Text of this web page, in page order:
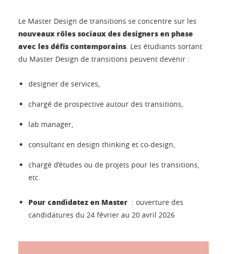
Le Master Design de transitions se concentre sur les
nouveaux rôles sociaux des designers en phase
avec les défis contemporains. Les étudiants sortant
du Master Design de transitions peuvent devenir :
designer de services,
chargé de prospective autour des transitions,
lab manager,
consultant en design thinking et co-design,
chargé d’études ou de projets pour les transitions,
etc.
Pour candidatez en Master : ouverture des
candidatures du 24 février au 20 avril 2026